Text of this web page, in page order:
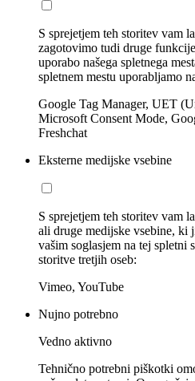
S sprejetjem teh storitev vam
zagotovimo tudi druge
uporabo našega spletnega
spletnem mestu uporabljamo
Google Tag Manager, UET
Microsoft Consent Mode,
Freshchat
Eksterne medijske vsebine
S sprejetjem teh storitev vam
ali druge medijske vsebine,
vašim soglasjem na tej spletni
storitve tretjih oseb:
Vimeo, YouTube
Nujno potrebno
Vedno aktivno
Tehnično potrebni piškotki